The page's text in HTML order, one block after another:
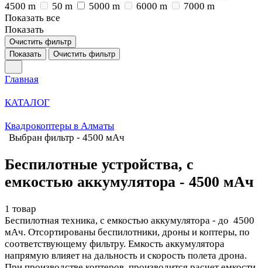
4500 m
50 m 5000 m 6000 m
7000 m
Показать все
Показать
Очистить фильтр
Показать
Очистить фильтр
Главная
КАТАЛОГ
Квадрокоптеры в Алматы
Выбран фильтр - 4500 мАч
Беспилотные устройства, с
емкостью аккумулятора - 4500 мАч
1 товар
Беспилотная техника, с емкостью аккумулятора - до 4500
мАч. Отсортированы беспилотники, дроны и коптеры, по
соответствующему фильтру. Емкость аккумулятора
напрямую влияет на дальность и скорость полета дрона.